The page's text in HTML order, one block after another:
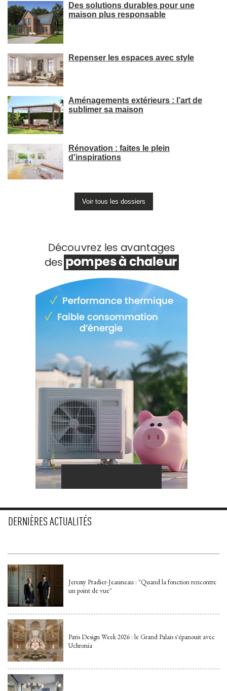
Des solutions durables pour une
maison plus responsable
Repenser les espaces avec style
Aménagements extérieurs : l’art de
sublimer sa maison
Rénovation : faites le plein
d'inspirations
Voir tous les dossiers
DERNIÈRES ACTUALITÉS
Jeremy Pradier-Jeauneau : "Quand la fonction rencontre
un point de vue"
Paris Design Week 2026 : le Grand Palais s'épanouit avec
Uchronia